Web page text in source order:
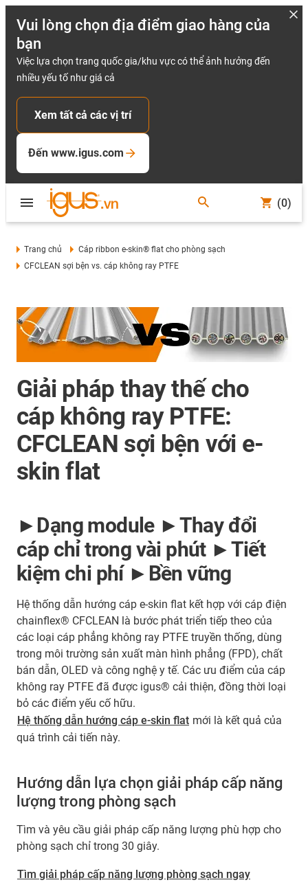
Vui lòng chọn địa điểm giao hàng của
bạn
Việc lựa chọn trang quốc gia/khu vực có thể ảnh hưởng đến
nhiều yếu tố như giá cả
Xem tất cả các vị trí
Đến www.igus.com
(0)
Trang chủ
Cáp ribbon e-skin® flat cho phòng sạch
CFCLEAN sợi bện vs. cáp không ray PTFE
Giải pháp thay thế cho
cáp không ray PTFE:
CFCLEAN sợi bện với e-
skin flat
►Dạng module ►Thay đổi
cáp chỉ trong vài phút ►Tiết
kiệm chi phí ►Bền vững
Hệ thống dẫn hướng cáp e-skin flat kết hợp với cáp điện
chainflex® CFCLEAN là bước phát triển tiếp theo của
các loại cáp phẳng không ray PTFE truyền thống, dùng
trong môi trường sản xuất màn hình phẳng (FPD), chất
bán dẫn, OLED và công nghệ y tế. Các ưu điểm của cáp
không ray PTFE đã được igus® cải thiện, đồng thời loại
bỏ các điểm yếu cố hữu.
Hệ thống dẫn hướng cáp e-skin flat mới là kết quả của
quá trình cải tiến này.
Hướng dẫn lựa chọn giải pháp cấp năng
lượng trong phòng sạch
Tìm và yêu cầu giải pháp cấp năng lượng phù hợp cho
phòng sạch chỉ trong 30 giây.
Tìm giải pháp cấp năng lượng phòng sạch ngay